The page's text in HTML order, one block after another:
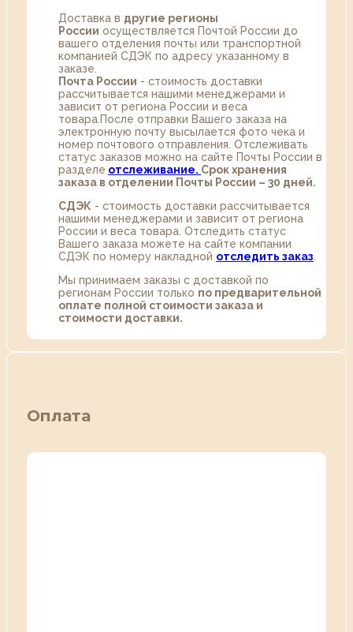
Доставка в другие регионы
России осуществляется Почтой России до
вашего отделения почты или транспортной
компанией СДЭК по адресу указанному в
заказе.
Почта России - стоимость доставки
рассчитывается нашими менеджерами и
зависит от региона России и веса
товара.После отправки Вашего заказа на
электронную почту высылается фото чека и
номер почтового отправления. Отслеживать
статус заказов можно на сайте Почты России в
разделе oтслеживание. Срок хранения
заказа в отделении Почты России – 30 дней.
СДЭК - стоимость доставки рассчитывается
нашими менеджерами и зависит от региона
России и веса товара. Отследить статус
Вашего заказа можете на сайте компании
СДЭК по номеру накладной отследить заказ
Мы принимаем заказы с доставкой по
регионам России только по предварительной
оплате полной стоимости заказа и
стоимости доставки.
Оплата